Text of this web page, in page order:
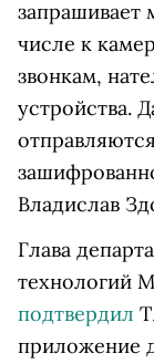
запрашивает
числе к
звонкам,
устройства.
Владислав
Глава
технологий
подтвердил
приложение